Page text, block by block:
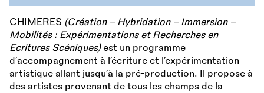
CHIMERES (Création – Hybridation – Immersion –
Mobilités : Expérimentations et Recherches en
Ecritures Scéniques)est un programme
d’accompagnement à l’écriture et l’expérimentation
artistique allant jusqu’à la pré-production. Il propose à
des artistes provenant de tous les champs de la